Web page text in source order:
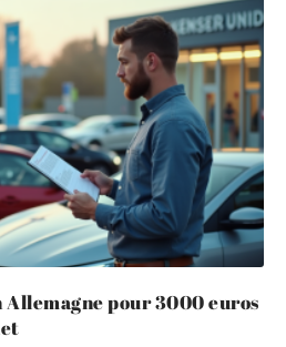
Allemagne pour 3000 euros